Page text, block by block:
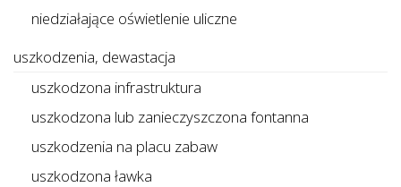
niedziałające oświetlenie uliczne
uszkodzenia, dewastacja
uszkodzona infrastruktura
uszkodzona lub zanieczyszczona fontanna
uszkodzenia na placu zabaw
uszkodzona ławka